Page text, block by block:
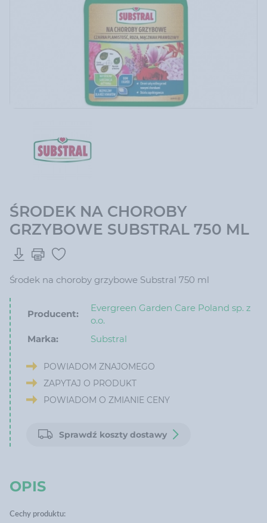
ŚRODEK NA CHOROBY
GRZYBOWE SUBSTRAL 750 ML
Środek na choroby grzybowe Substral 750 ml
Producent:
Evergreen Garden Care Poland sp. z
o.o.
Marka:
Substral
POWIADOM ZNAJOMEGO
ZAPYTAJ O PRODUKT
POWIADOM O ZMIANIE CENY
Sprawdź koszty dostawy
OPIS
Cechy produktu: